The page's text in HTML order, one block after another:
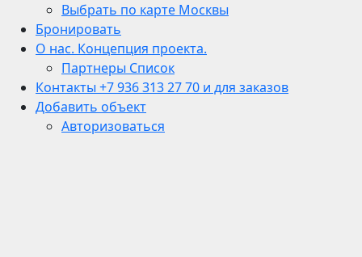
Выбрать по карте Москвы
Бронировать
О нас. Концепция проекта.
Партнеры Список
Контакты +7 936 313 27 70 и для заказов
Добавить объект
Авторизоваться